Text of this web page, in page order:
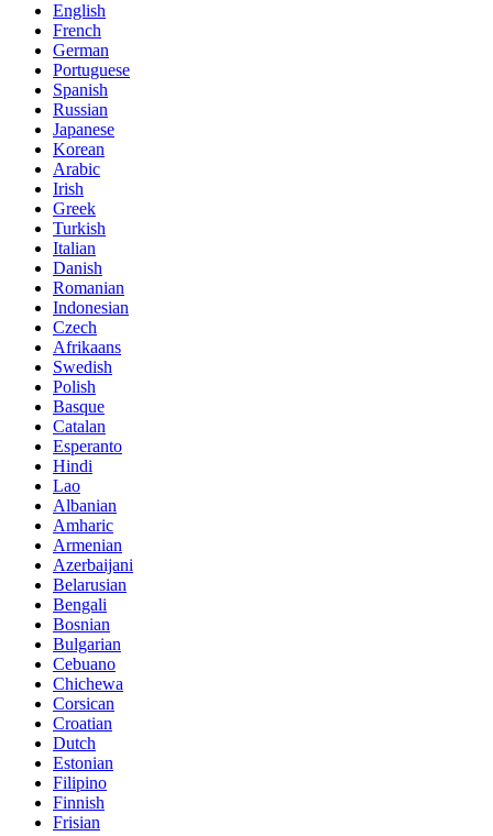
English
French
German
Portuguese
Spanish
Russian
Japanese
Korean
Arabic
Irish
Greek
Turkish
Italian
Danish
Romanian
Indonesian
Czech
Afrikaans
Swedish
Polish
Basque
Catalan
Esperanto
Hindi
Lao
Albanian
Amharic
Armenian
Azerbaijani
Belarusian
Bengali
Bosnian
Bulgarian
Cebuano
Chichewa
Corsican
Croatian
Dutch
Estonian
Filipino
Finnish
Frisian